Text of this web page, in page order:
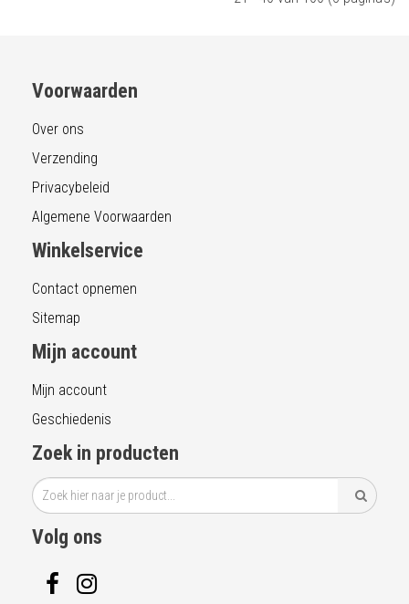
Voorwaarden
Over ons
Verzending
Privacybeleid
Algemene Voorwaarden
Winkelservice
Contact opnemen
Sitemap
Mijn account
Mijn account
Geschiedenis
Zoek in producten
Volg ons